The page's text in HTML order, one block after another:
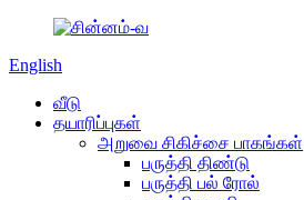
English
வீடு
தயாரிப்புகள்
அறுவை சிகிச்சை பாகங்கள்
பருத்தி திண்டு
பருத்தி பல் ரோல்